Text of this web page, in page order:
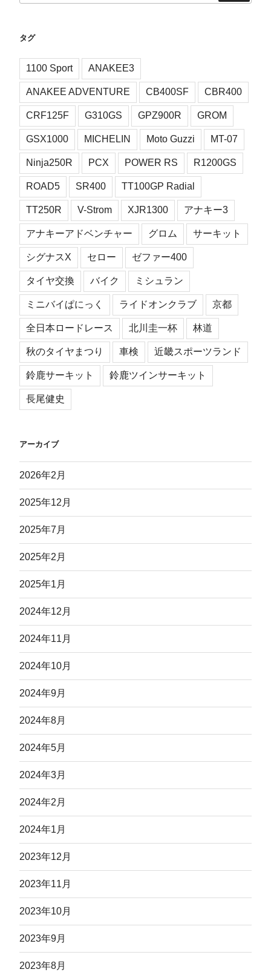
タグ
1100 Sport ANAKEE3
ANAKEE ADVENTURE CB400SF CBR400
CRF125F G310GS GPZ900R GROM
GSX1000 MICHELIN Moto Guzzi MT-07
Ninja250R PCX POWER RS R1200GS
ROAD5 SR400 TT100GP Radial
TT250R V-Strom XJR1300 アナキー3
アナキーアドベンチャー グロム サーキット
シグナスX セロー ゼファー400
タイヤ交換 バイク ミシュラン
ミニバイぱにっく ライドオンクラブ 京都
全日本ロードレース 北川圭一杯 林道
秋のタイヤまつり 車検 近畿スポーツランド
鈴鹿サーキット 鈴鹿ツインサーキット
長尾健史
アーカイブ
2026年2月
2025年12月
2025年7月
2025年2月
2025年1月
2024年12月
2024年11月
2024年10月
2024年9月
2024年8月
2024年5月
2024年3月
2024年2月
2024年1月
2023年12月
2023年11月
2023年10月
2023年9月
2023年8月